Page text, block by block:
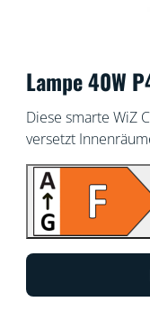
Lampe 40W
Diese smarte WiZ
versetzt
Lampe ist mit der
dimmbar.
voreingestellte